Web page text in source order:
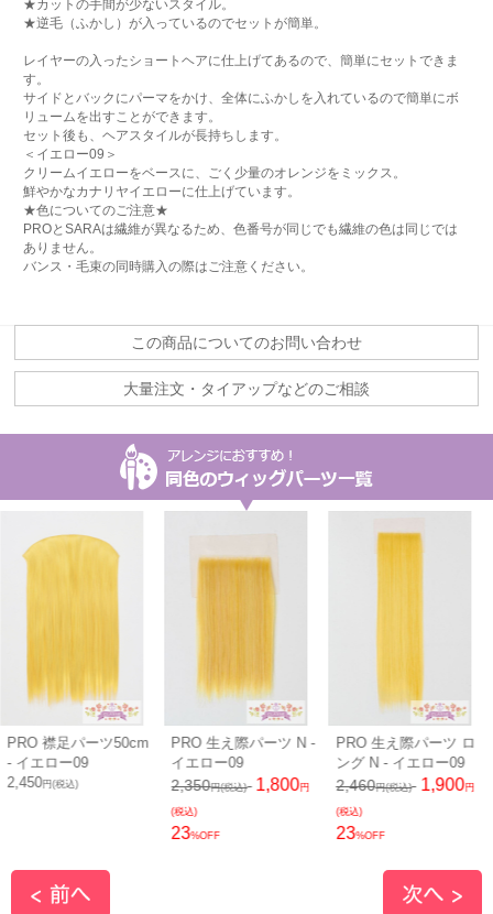
★カットの手間が少ないスタイル。
★逆毛（ふかし）が入っているのでセットが簡単。
レイヤーの入ったショートヘアに仕上げてあるので、簡単にセットできま
す。
サイドとバックにパーマをかけ、全体にふかしを入れているので簡単にボ
リュームを出すことができます。
セット後も、ヘアスタイルが長持ちします。
＜イエロー09＞
クリームイエローをベースに、ごく少量のオレンジをミックス。
鮮やかなカナリヤイエローに仕上げています。
★色についてのご注意★
PROとSARAは繊維が異なるため、色番号が同じでも繊維の色は同じでは
ありません。
バンス・毛束の同時購入の際はご注意ください。
この商品についてのお問い合わせ
大量注文・タイアップなどのご相談
PRO 襟足パーツ50cm
- イエロー09
2,450円(税込)
PRO 生え際パーツ N -
イエロー09
2,350円(税込) 1,800円
(税込)
23%OFF
PRO 生え際パーツ ロ
ング N - イエロー09
2,460円(税込) 1,900円
(税込)
23%OFF